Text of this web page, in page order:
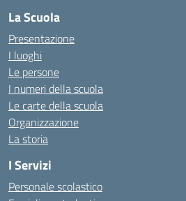
La Scuola
Presentazione
I luoghi
Le persone
I numeri della scuola
Le carte della scuola
Organizzazione
La storia
I Servizi
Personale scolastico